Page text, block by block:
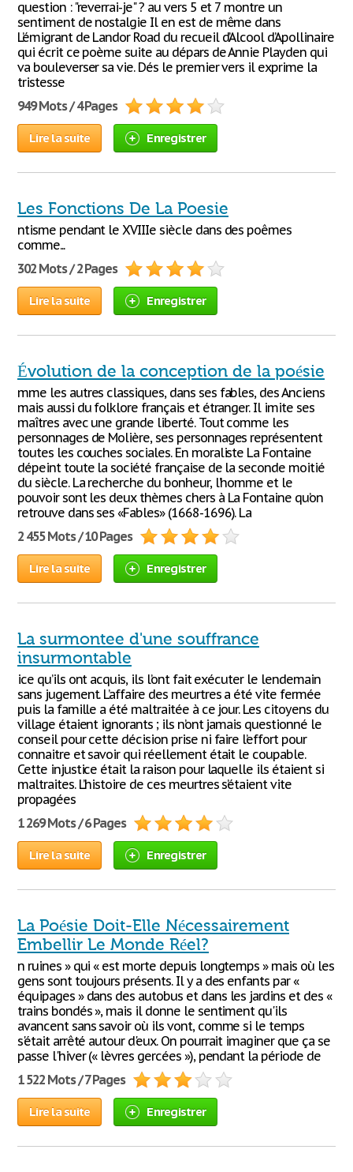
question : "reverrai-je" ? au vers 5 et 7 montre un
sentiment de nostalgie Il en est de même dans
L’émigrant de Landor Road du recueil d’Alcool d’Apollinaire
qui écrit ce poème suite au dépars de Annie Playden qui
va bouleverser sa vie. Dés le premier vers il exprime la
tristesse
949 Mots / 4 Pages
Lire la suite Enregistrer
Les Fonctions De La Poesie
ntisme pendant le XVIIIe siècle dans des poêmes
comme...
302 Mots / 2 Pages
Lire la suite Enregistrer
Évolution de la conception de la poésie
mme les autres classiques, dans ses fables, des Anciens
mais aussi du folklore français et étranger. Il imite ses
maîtres avec une grande liberté. Tout comme les
personnages de Molière, ses personnages représentent
toutes les couches sociales. En moraliste La Fontaine
dépeint toute la société française de la seconde moitié
du siècle. La recherche du bonheur, l’homme et le
pouvoir sont les deux thèmes chers à La Fontaine qu’on
retrouve dans ses «Fables» (1668-1696). La
2 455 Mots / 10 Pages
Lire la suite Enregistrer
La surmontee d'une souffrance
insurmontable
ice qu’ils ont acquis, ils l’ont fait exécuter le lendemain
sans jugement. L’affaire des meurtres a été vite fermée
puis la famille a été maltraitée à ce jour. Les citoyens du
village étaient ignorants ; ils n’ont jamais questionné le
conseil pour cette décision prise ni faire l’effort pour
connaitre et savoir qui réellement était le coupable.
Cette injustice était la raison pour laquelle ils étaient si
maltraites. L’histoire de ces meurtres s’étaient vite
propagées
1 269 Mots / 6 Pages
Lire la suite Enregistrer
La Poésie Doit-Elle Nécessairement
Embellir Le Monde Réel?
n ruines » qui « est morte depuis longtemps » mais où les
gens sont toujours présents. Il y a des enfants par «
équipages » dans des autobus et dans les jardins et des «
trains bondés », mais il donne le sentiment qu'ils
avancent sans savoir où ils vont, comme si le temps
s'était arrêté autour d'eux. On pourrait imaginer que ça se
passe l'hiver (« lèvres gercées »), pendant la période de
1 522 Mots / 7 Pages
Lire la suite Enregistrer